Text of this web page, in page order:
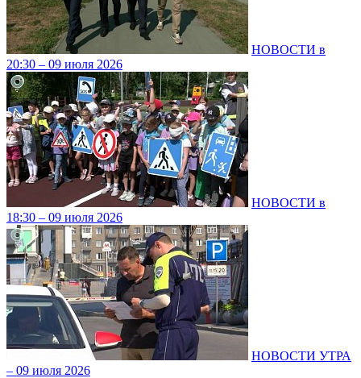
НОВОСТИ в
20:30 – 09 июля 2026
НОВОСТИ в
18:30 – 09 июля 2026
НОВОСТИ УТРА
– 09 июля 2026